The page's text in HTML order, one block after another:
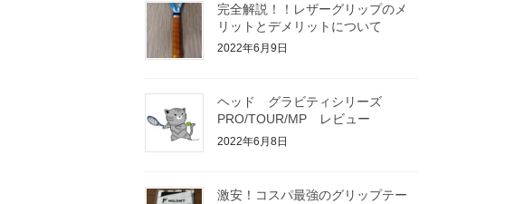
完全解説！！レザーグリップのメ
リットとデメリットについて
2022年6月9日
ヘッド グラビティシリーズ
PRO/TOUR/MP レビュー
2022年6月8日
激安！コスパ最強のグリップテー